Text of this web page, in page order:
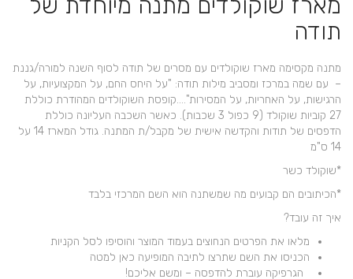
תודה
מתנה מקסימה מארז שוקולדים עם מסרים של תודה לסוף השנה למורה/גננת
– עם שמה במרכז ומסביב מילות תודה: "על היחס החם, על המקצועיות, על
הרגישות, על האחריות, על המסירות"….קופסת השוקולדים המהודרת כוללת
27 קוביות שוקולד (9 כפול 3 שכבות). כאשר השכבה העליונה כוללת
הדפסים של תודות והקדשה אישית של מקבל/ת המתנה. גודל המארז 14 על
14 ס"מ
*שוקולד כשר
*הכיתובים הם קבועים מה שמשתנה הוא השם המרכזי בלבד
איך זה עובד?
מלאו את הפרטים הנחוצים בעמוד המוצר והוסיפו לסל הקניות
הכניסו את השם שתרצו לתיבה המופיעה כאן למטה
הגרפיקה עוברת להדפסה – ומשם אליכם!